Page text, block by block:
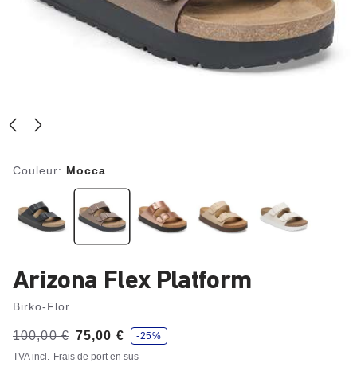
Couleur: Mocca
Arizona Flex Platform
Birko-Flor
Avant:
100,00 €
à 75,00 €
é
c
o
n
-25%
TVA incl. Frais de port en sus